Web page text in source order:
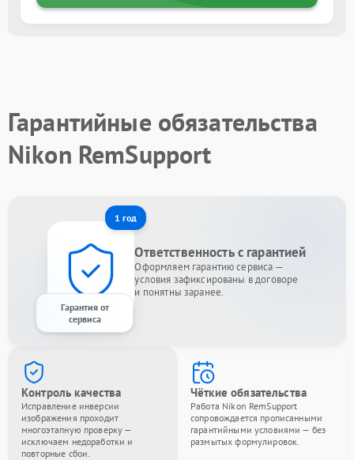
Гарантийные обязательства
Nikon RemSupport
1 год
Гарантия от
сервиса
Ответственность с гарантией
Оформляем гарантию сервиса —
условия зафиксированы в договоре
и понятны заранее.
Контроль качества
Исправление инверсии
изображения проходит
многоэтапную проверку —
исключаем недоработки и
повторные сбои.
Чёткие обязательства
Работа Nikon RemSupport
сопровождается прописанными
гарантийными условиями — без
размытых формулировок.